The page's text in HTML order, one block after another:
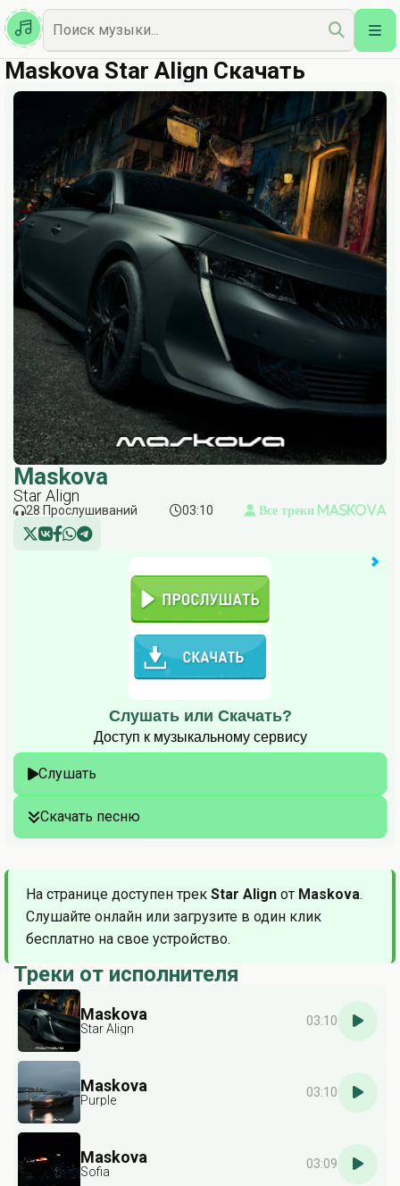
Казахская
Наш Топ
Maskova Star Align Скачать
Maskova
Star Align
28 Прослушиваний 03:10 Все треки Maskova
Слушать или Скачать?
Доступ к музыкальному сервису
Слушать
Скачать песню
На странице доступен трек Star Align от Maskova.
Слушайте онлайн или загрузите в один клик
бесплатно на свое устройство.
Треки от исполнителя
Maskova
Star Align
03:10
Maskova
Purple
03:10
Maskova
Sofia
03:09